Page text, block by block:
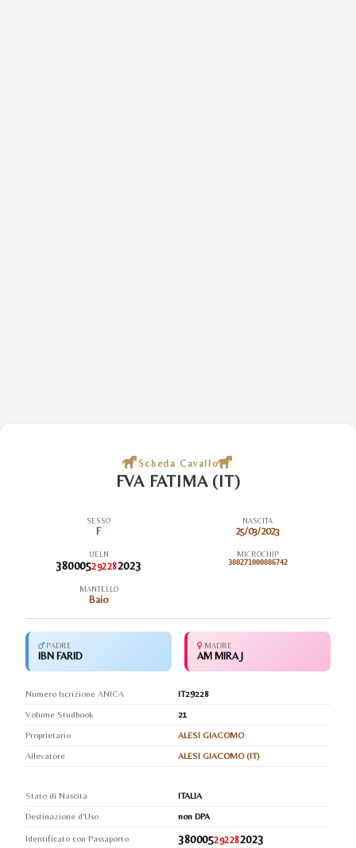
Scheda Cavallo
FVA FATIMA (IT)
SESSO
F
NASCITA
25/03/2023
UELN
380005292282023
MICROCHIP
380271000086742
MANTELLO
Baio
PADRE
IBN FARID
MADRE
AM MIRA J
Numero Iscrizione ANICA
IT29228
Volume Studbook
21
Proprietario
ALESI GIACOMO
Allevatore
ALESI GIACOMO (IT)
Stato di Nascita
ITALIA
Destinazione d'Uso
non DPA
Identificato con Passaporto 380005292282023